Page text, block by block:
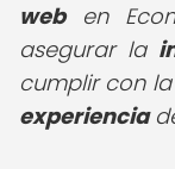
weben
asegurar la
cumplir con la
experiencia